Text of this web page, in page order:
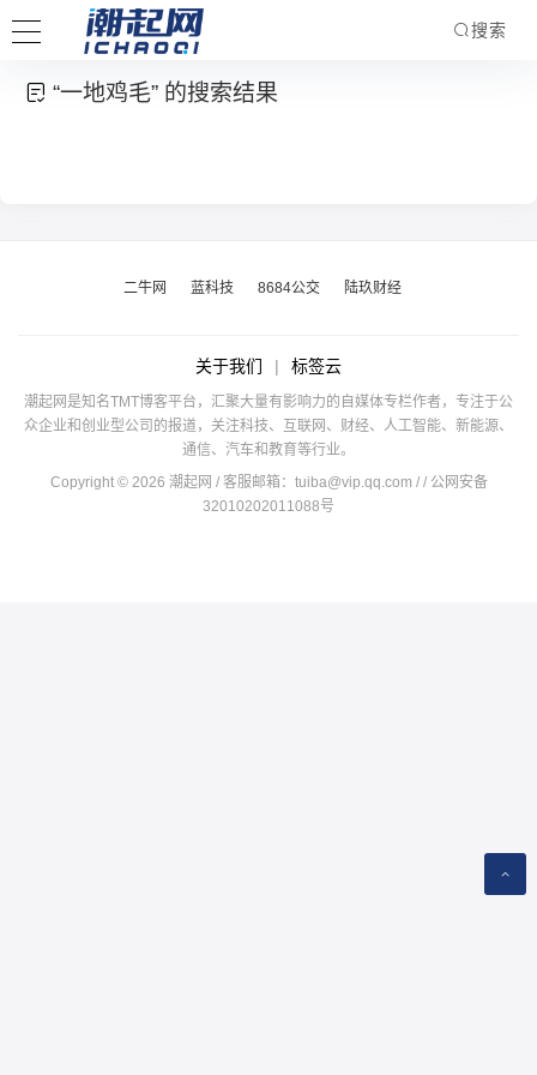
搜索
“一地鸡毛” 的搜索结果
二牛网 蓝科技 8684公交 陆玖财经
关于我们 | 标签云
潮起网是知名TMT博客平台，汇聚大量有影响力的自媒体专栏作者，专注于公
众企业和创业型公司的报道，关注科技、互联网、财经、人工智能、新能源、
通信、汽车和教育等行业。
Copyright © 2026 潮起网 / 客服邮箱： tuiba@vip.qq.com / / 公网安备
32010202011088号